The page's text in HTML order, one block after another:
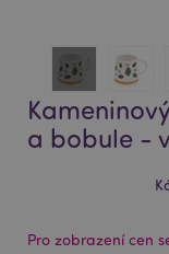
a bobule -
Pro zobrazení cen